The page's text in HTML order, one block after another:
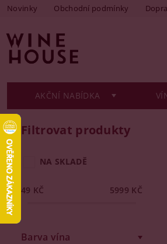
Novinky Obchodní podmínky
AKČNÍ NABÍDKA
Filtrovat produkty
NA SKLADĚ
49 KČ 5999 KČ
Barva vína